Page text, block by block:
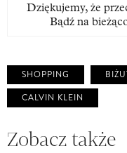
Dziękujemy, że
Bądź na
SHOPPING
CALVIN KLEIN
Zobacz także